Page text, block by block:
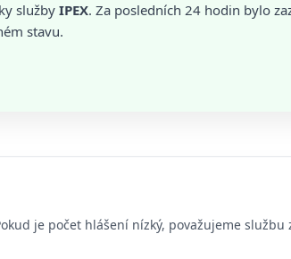
službyIPEX. Za posledních 24 hodin bylo
stavu.
je počet hlášení nízký, považujeme službu